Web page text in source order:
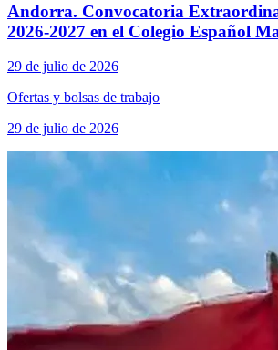
Andorra. Convocatoria
2026-2027 en el Colegio Español
29 de julio de 2026
Ofertas y bolsas de trabajo
29 de julio de 2026